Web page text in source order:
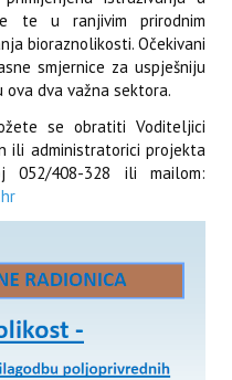
te u ranjivim prirodnim
bioraznolikosti. Očekivani
smjernice za uspješniju
dva važna sektora.
se obratiti Voditeljici
ili administratorici projekta
052/408-328 ili mailom: